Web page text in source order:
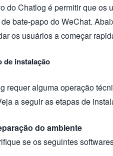
do Chatlog é permitir que os
bate-papo do WeChat.
os usuários a começar
de instalação
requer alguma operação
a seguir as etapas de
do ambiente
se os seguintes